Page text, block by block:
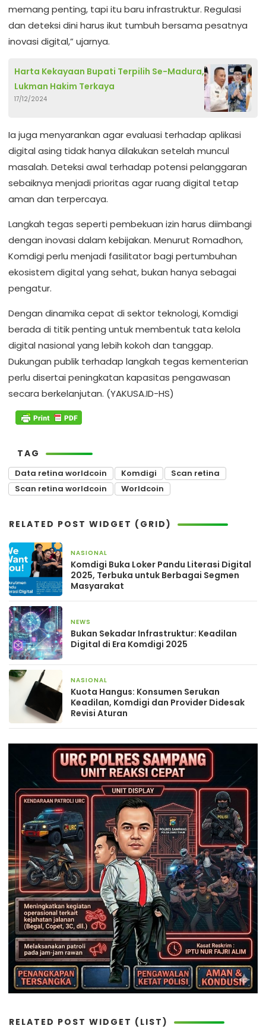
memang penting, tapi itu baru infrastruktur. Regulasi
dan deteksi dini harus ikut tumbuh bersama pesatnya
inovasi digital,” ujarnya.
Harta Kekayaan Bupati Terpilih Se-Madura,
Lukman Hakim Terkaya
17/12/2024
Ia juga menyarankan agar evaluasi terhadap aplikasi
digital asing tidak hanya dilakukan setelah muncul
masalah. Deteksi awal terhadap potensi pelanggaran
sebaiknya menjadi prioritas agar ruang digital tetap
aman dan terpercaya.
Langkah tegas seperti pembekuan izin harus diimbangi
dengan inovasi dalam kebijakan. Menurut Romadhon,
Komdigi perlu menjadi fasilitator bagi pertumbuhan
ekosistem digital yang sehat, bukan hanya sebagai
pengatur.
Dengan dinamika cepat di sektor teknologi, Komdigi
berada di titik penting untuk membentuk tata kelola
digital nasional yang lebih kokoh dan tanggap.
Dukungan publik terhadap langkah tegas kementerian
perlu disertai peningkatan kapasitas pengawasan
secara berkelanjutan. (YAKUSA.ID-HS)
TAG
Data retina worldcoin Komdigi
Scan retina
Scan retina worldcoin
Worldcoin
RELATED POST WIDGET (GRID)
NASIONAL
Komdigi Buka Loker Pandu Literasi Digital
2025, Terbuka untuk Berbagai Segmen
Masyarakat
NEWS
Bukan Sekadar Infrastruktur: Keadilan
Digital di Era Komdigi 2025
NASIONAL
Kuota Hangus: Konsumen Serukan
Keadilan, Komdigi dan Provider Didesak
Revisi Aturan
RELATED POST WIDGET (LIST)